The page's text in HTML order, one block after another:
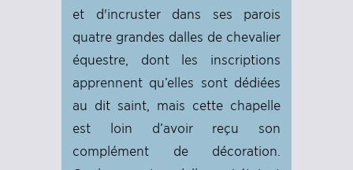
et d'incruster dans ses parois
quatre grandes dalles de chevalier
équestre, dont les inscriptions
apprennent qu’elles sont dédiées
au dit saint, mais cette chapelle
est loin d’avoir reçu son
complément de décoration.